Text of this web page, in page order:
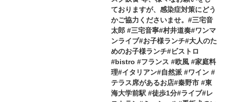
ておりますが、感染症対策にどう
かご協力くださいませ。#三宅音
太郎 #三宅音寧#村井道奏#ワンマ
ンライブ#お子様ランチ#大人のた
めのお子様ランチ#ビストロ
#bistro #フランス #欧風 #家庭料
理#イタリアン#自然派 #ワイン #
テラス席があるお店#秦野市 #東
海大学前駅 #徒歩1分#ライブ#レ